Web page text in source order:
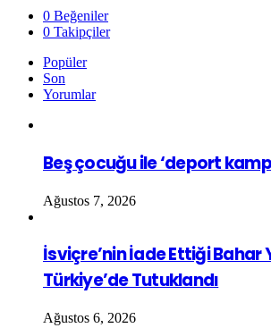
0 Beğeniler
0 Takipçiler
Popüler
Son
Yorumlar
Beş çocuğu ile ‘deport
Ağustos 7, 2026
İsviçre’nin İade Ettiği Bahar
Türkiye’de Tutuklandı
Ağustos 6, 2026